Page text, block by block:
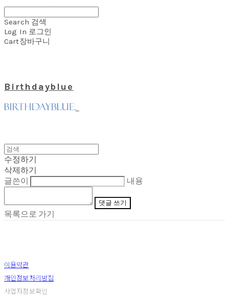
Search 검색
Log In 로그인
Cart장바구니
Birthdayblue
수정하기
삭제하기
글쓴이
내용
댓글 쓰기
목록으로 가기
이용약관
개인정보처리방침
사업자정보확인